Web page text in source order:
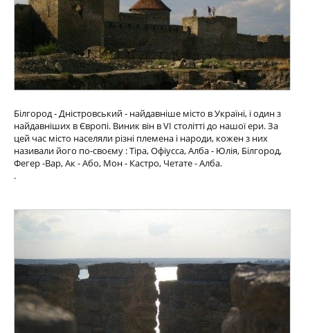
Білгород - Дністровський - найдавніше місто в Україні, і один з
найдавніших в Європі. Виник він в VI столітті до нашої ери. За
цей час місто населяли різні племена і народи, кожен з них
називали його по-своєму : Тіра, Офіусса, Алба - Юлія, Білгород,
Фегер -Вар, Ак - Або, Мон - Кастро, Четате - Алба.
.